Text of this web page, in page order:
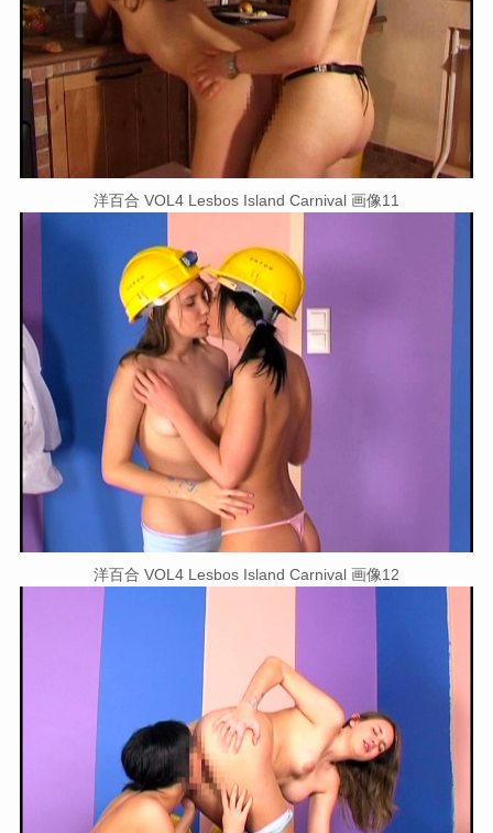
洋百合 VOL4 Lesbos Island Carnival 画像11
洋百合 VOL4 Lesbos Island Carnival 画像12